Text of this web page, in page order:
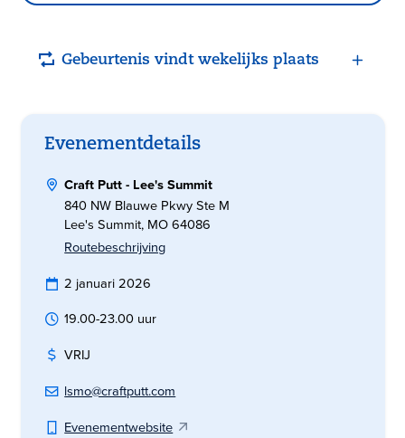
Gebeurtenis vindt wekelijks plaats
Evenementdetails
Craft Putt - Lee's Summit
840 NW Blauwe Pkwy Ste M
Lee's Summit, MO 64086
Routebeschrijving
2 januari 2026
19.00-23.00 uur
VRIJ
lsmo@craftputt.com
Evenementwebsite